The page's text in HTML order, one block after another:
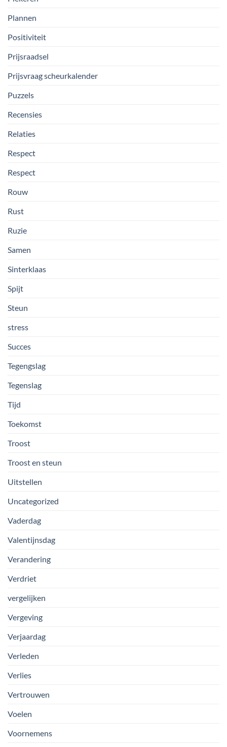
Plannen
Positiviteit
Prijsraadsel
Prijsvraag scheurkalender
Puzzels
Recensies
Relaties
Respect
Respect
Rouw
Rust
Ruzie
Samen
Sinterklaas
Spijt
Steun
stress
Succes
Tegengslag
Tegenslag
Tijd
Toekomst
Troost
Troost en steun
Uitstellen
Uncategorized
Vaderdag
Valentijnsdag
Verandering
Verdriet
vergelijken
Vergeving
Verjaardag
Verleden
Verlies
Vertrouwen
Voelen
Voornemens